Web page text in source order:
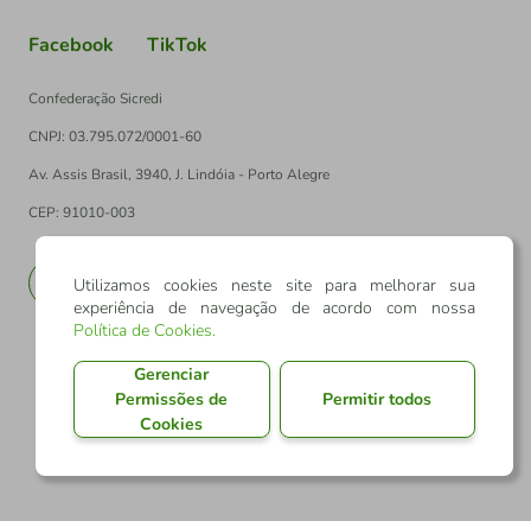
Facebook TikTok
Confederação Sicredi
CNPJ: 03.795.072/0001-60
Av. Assis Brasil, 3940, J. Lindóia - Porto Alegre
CEP: 91010-003
EN
Utilizamos cookies neste site para melhorar sua
experiência de navegação de acordo com nossa
Política de Cookies.
Gerenciar
Permissões de
Cookies
Permitir todos